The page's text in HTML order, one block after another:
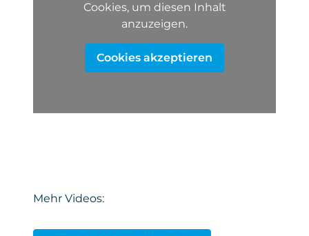
Cookies, um diesen Inhalt
anzuzeigen.
Cookies akzeptieren
Mehr Videos: